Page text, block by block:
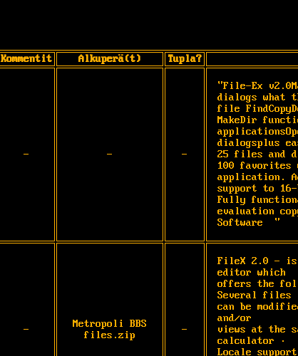
Kommentit Alkuperä(t) Tupla?
- - -
"File-Ex
dialogs what
file
MakeDir
dialogsplus
25 files and
100 favorites
application.
support to
Fully
evaluation
Software  "
-
Metropoli BBS
files.zip
-
FileX 2.0 -
editor which
offers the
Several files
can be
and/or
views at the
calculator ∙
Locale